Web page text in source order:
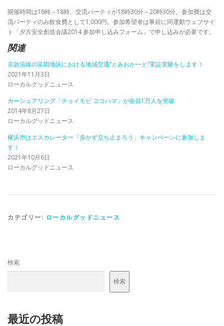
開催時間は16時～18時、交流パーティが18時30分～20時30分。参加費は交
流パーティのみ飲食費として1,000円。参加希望者は事前に同運動ウェブサイ
ト「夕方安全創造会議2014 参加申し込みフォーム」で申し込みが必要です。
関連
京急沿線の富岡地区における地域交通“とみおかーと”実証実験をします！
2021年11月3日
ローカルグッドニュース
カーシェアリング「チョイモビ ヨコハマ」が会員1万人を突破
2014年8月27日
ローカルグッドニュース
横浜市はエスカレーター「歩かず立ち止まろう」キャンペーンに参加しま
す！
2021年10月6日
ローカルグッドニュース
カテゴリー: ローカルグッドニュース
検索
検索
最近の投稿